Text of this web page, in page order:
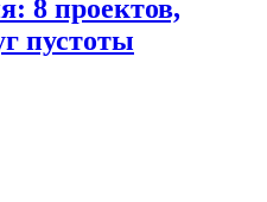
8 проектов,
пустоты